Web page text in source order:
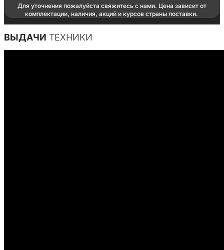
Для уточнения пожалуйста свяжитесь с нами. Цена зависит от
комплектации, наличия, акций и курсов страны поставки.
ВЫДАЧИ ТЕХНИКИ